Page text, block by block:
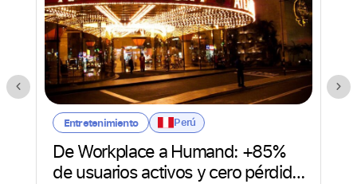
Entretenimiento Perú
De Workplace a Humand: +85%
de usuarios activos y cero pérdida